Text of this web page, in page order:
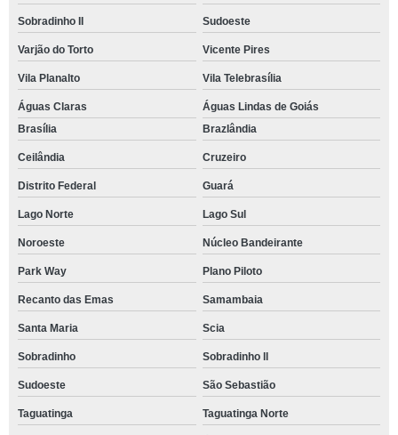
Sobradinho II Sudoeste
Varjão do Torto Vicente Pires
Vila Planalto Vila Telebrasília
Águas Claras
Águas Lindas de Goiás
Brasília
Brazlândia
Ceilândia Cruzeiro
Distrito Federal Guará
Lago Norte Lago Sul
Noroeste Núcleo Bandeirante
Park Way Plano Piloto
Recanto das Emas Samambaia
Santa Maria Scia
Sobradinho Sobradinho ll
Sudoeste São Sebastião
Taguatinga Taguatinga Norte